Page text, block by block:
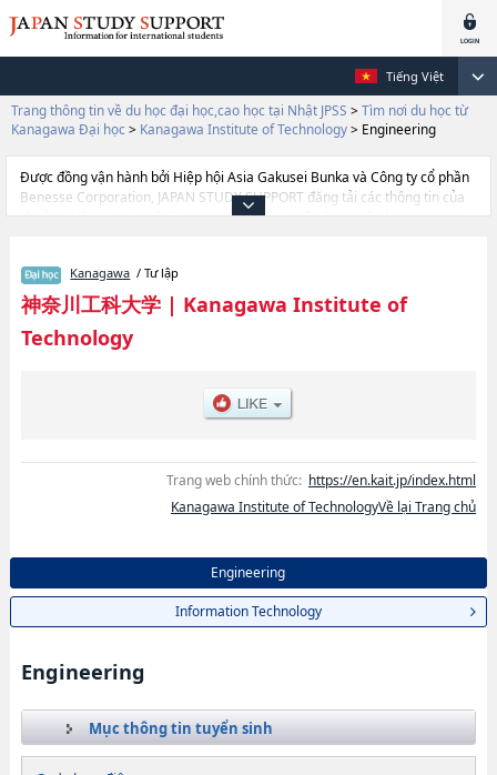
Tiếng Việt
Trang thông tin về du học đại học,cao học tại Nhật JPSS > Tìm nơi du học từ
Kanagawa Đại học > Kanagawa Institute of Technology> Engineering
Được đồng vận hành bởi Hiệp hội Asia Gakusei Bunka và Công ty cổ phần
Benesse Corporation, JAPAN STUDY SUPPORT đăng tải các thông tin của
khoảng 1.300 trường đại học, cao học, trường đại học ngắn hạn, trường
và thông tin cần thiết dành cho du học sinh, như là về các Ngành
EngineeringhoặcNgành Information Technology, thông tin về từng ngành
học, thông tin liên quan đến thi tuyển như số lượng tuyển sinh, số lượng
trúng tuyển, cở sở trang thiết bị, hướng dẫn địa điểm v.v...
Kanagawa / Tư lập
神奈川工科大学| Kanagawa Institute of
Technology
Trang web chính thức: https://en.kait.jp/index.html
Kanagawa Institute of TechnologyVề lại Trang chủ
Engineering
Information Technology
Engineering
Mục thông tin tuyển sinh